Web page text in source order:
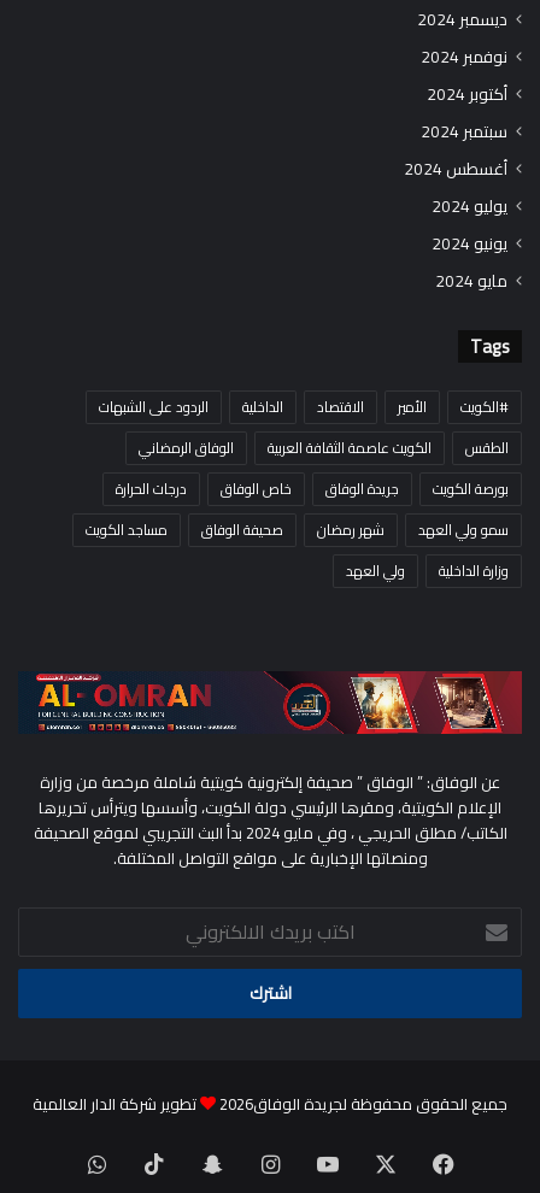
ديسمبر 2024
نوفمبر 2024
أكتوبر 2024
سبتمبر 2024
أغسطس 2024
يوليو 2024
يونيو 2024
مايو 2024
Tags
#الكويت الأمير الاقتصاد الداخلية
الردود على الشبهات
الطقس
الكويت عاصمة الثقافة العربية
الوفاق الرمضاني
بورصة الكويت
جريدة الوفاق خاص الوفاق
درجات الحرارة
سمو ولي العهد
شهر رمضان صحيفة الوفاق
مساجد الكويت
وزارة الداخلية
ولي العهد
عن الوفاق: ” الوفاق ” صحيفة إلكترونية كويتية شاملة مرخصة من وزارة
الإعلام الكويتية، ومقرها الرئيسي دولة الكويت، وأسسها ويترأس تحريرها
الكاتب/ مطلق الحريجي ، وفي مايو 2024 بدأ البث التجريبي لموقع الصحيفة
ومنصاتها الإخبارية على مواقع التواصل المختلفة.
اكتب
بريدك
الالكتروني
جميع الحقوق محفوظة لجريدة الوفاق2026 تطوير شركة الدار العالمية
فيسبوك ‫YouTubeانستقرامسناب ‫TikTokواتساب